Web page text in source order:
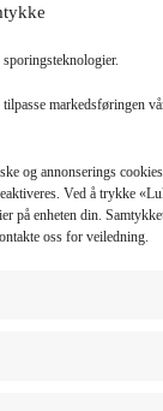
markedsføringen
og annonserings
Ved å trykke
på enheten din.
oss for veiledning.